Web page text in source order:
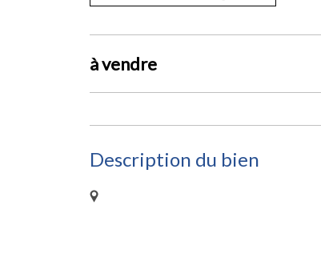
àvendre
Description du bien